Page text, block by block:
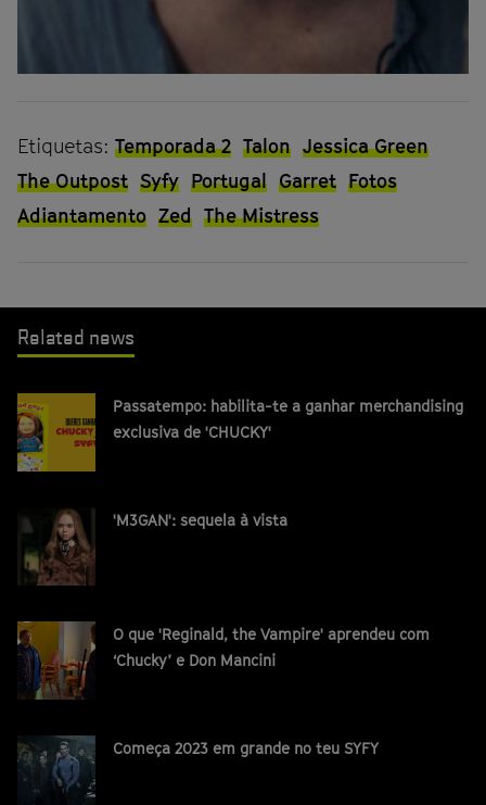
Etiquetas: Temporada 2 Talon Jessica Green
The Outpost Syfy Portugal Garret Fotos
Adiantamento Zed The Mistress
Related news
Passatempo: habilita-te a ganhar merchandising
exclusiva de 'CHUCKY'
'M3GAN': sequela à vista
O que 'Reginald, the Vampire' aprendeu com
‘Chucky’ e Don Mancini
Começa 2023 em grande no teu SYFY